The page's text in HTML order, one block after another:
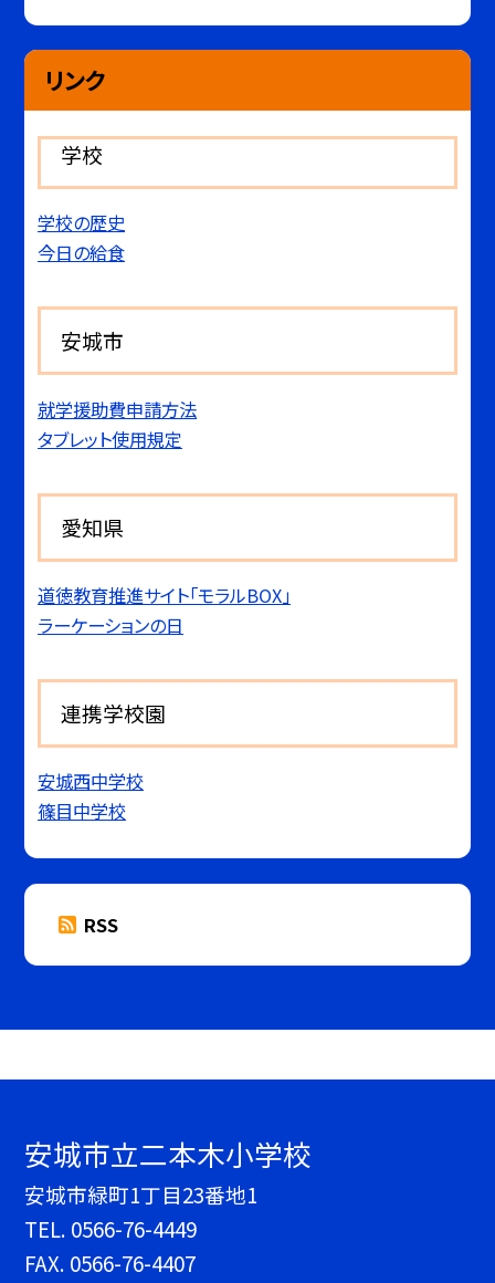
リンク
学校
学校の歴史
今日の給食
安城市
就学援助費申請方法
タブレット使用規定
愛知県
道徳教育推進サイト「モラルBOX」
ラーケーションの日
連携学校園
安城西中学校
篠目中学校
RSS
安城市立二本木小学校
安城市緑町1丁目23番地1
TEL. 0566-76-4449
FAX. 0566-76-4407